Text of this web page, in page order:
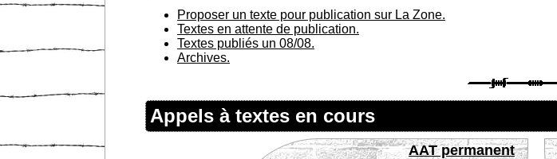
Proposer un texte pour publication sur La Zone.
Textes en attente de publication.
Textes publiés un 08/08.
Archives.
Appels à textes en cours
AAT permanent